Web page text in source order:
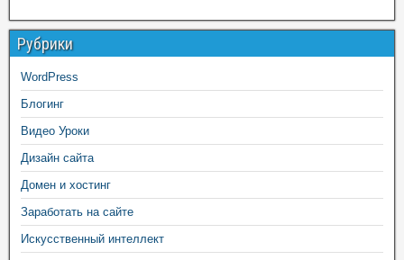
Рубрики
WordPress
Блогинг
Видео Уроки
Дизайн сайта
Домен и хостинг
Заработать на сайте
Искусственный интеллект